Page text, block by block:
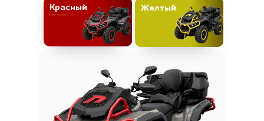
Красный Желтый